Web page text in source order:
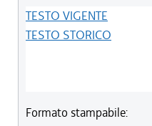
TESTO VIGENTE
TESTO STORICO
Formato stampabile: